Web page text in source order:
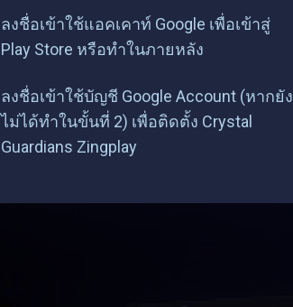
ลงชื่อเข้าใช้แอคเคาท์ Google เพื่อเข้าสู่
Play Store หรือทำในภายหลัง
ลงชื่อเข้าใช้บัญชี Google Account (หากยัง
ไม่ได้ทำในขั้นที่ 2) เพื่อติดตั้ง Crystal
Guardians Zingplay